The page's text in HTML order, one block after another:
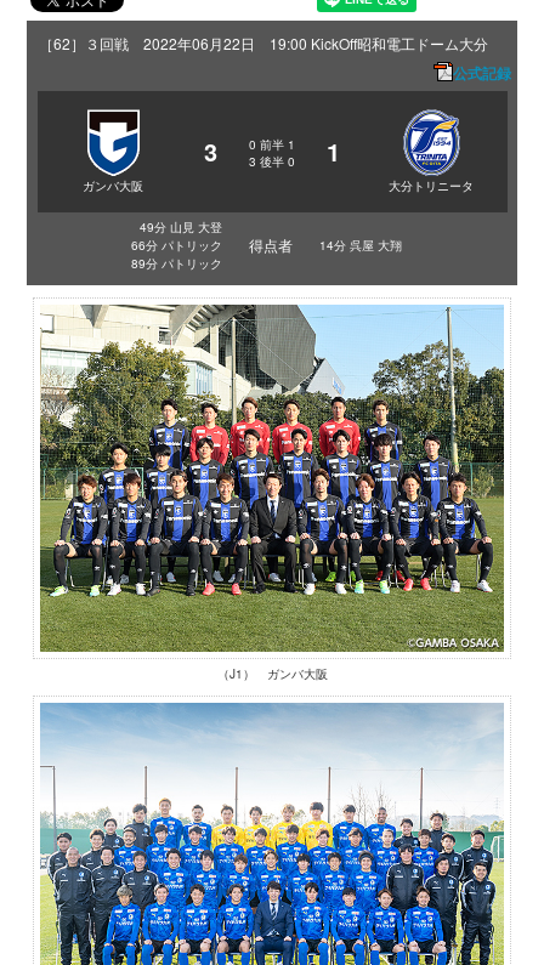
［62］３回戦 2022年06月22日 19:00 KickOff昭和電工ドーム大分
公式記録
ガンバ大阪
3 0 前半 1
3 後半 0 1
大分トリニータ
49分 山見 大登
66分 パトリック
89分 パトリック
得点者 14分 呉屋 大翔
（J1） ガンバ大阪